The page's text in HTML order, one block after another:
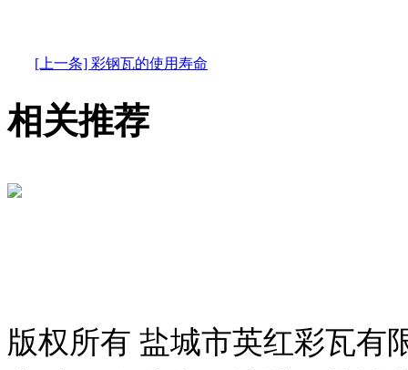
[上一条] 彩钢瓦的使用寿命
相关推荐
版权所有 盐城市英红彩瓦有